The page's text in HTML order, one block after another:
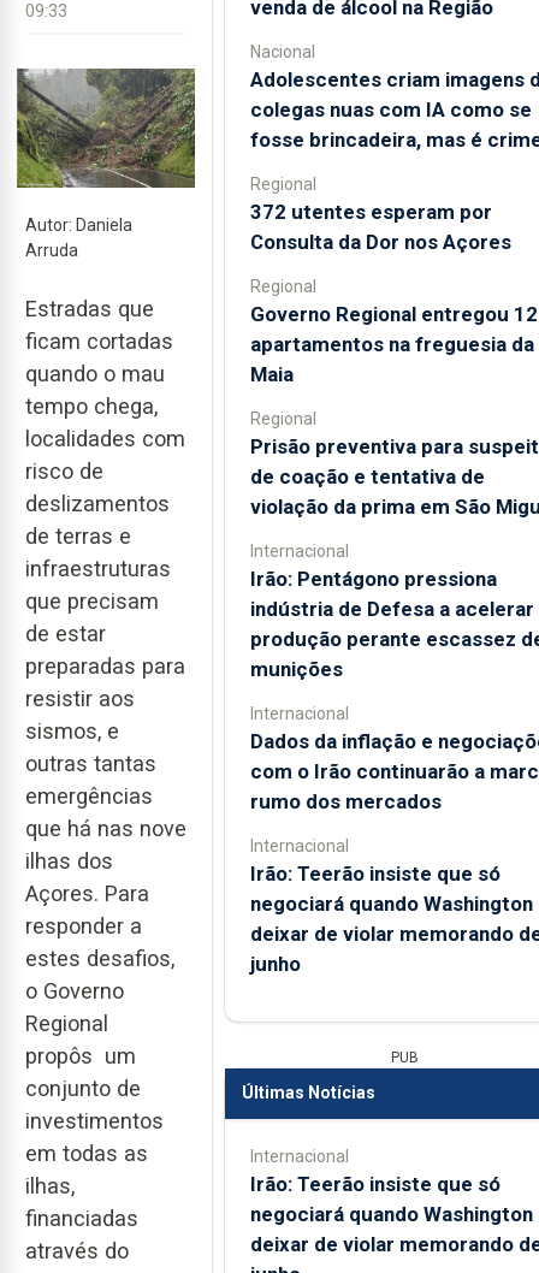
09:33
Autor: Daniela
Arruda
Estradas que
ficam cortadas
quando o mau
tempo chega,
localidades com
risco de
deslizamentos
de terras e
infraestruturas
que precisam
de estar
preparadas para
resistir aos
sismos, e
outras tantas
emergências
que há nas nove
ilhas dos
Açores. Para
responder a
estes desafios,
o Governo
Regional
propôs um
conjunto de
investimentos
em todas as
ilhas,
financiadas
através do
venda de álcool na Região
Nacional
Adolescentes criam imagens
colegas nuas com IA como se
fosse brincadeira, mas é
Regional
372 utentes esperam por
Consulta da Dor nos Açores
Regional
Governo Regional entregou 12
apartamentos na freguesia da
Maia
Regional
Prisão preventiva para
de coação e tentativa de
violação da prima em São
Internacional
Irão: Pentágono pressiona
indústria de Defesa a acelerar
produção perante escassez
munições
Internacional
Dados da inflação e
com o Irão continuarão a
rumo dos mercados
Internacional
Irão: Teerão insiste que só
negociará quando Washington
deixar de violar memorando
junho
PUB
Últimas Notícias
Internacional
Irão: Teerão insiste que só
negociará quando Washington
deixar de violar memorando